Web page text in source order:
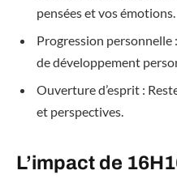
pensées et vos émotions.
Progression personnelle
de développement
Ouverture d’esprit :
et perspectives.
L’impact de